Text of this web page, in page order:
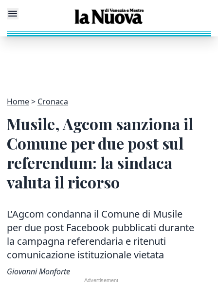
Home Cronaca
Musile, Agcom sanziona il
Comune per due post sul
referendum: la sindaca
valuta il ricorso
L’Agcom condanna il Comune di Musile
per due post Facebook pubblicati durante
la campagna referendaria e ritenuti
comunicazione istituzionale vietata
Giovanni Monforte